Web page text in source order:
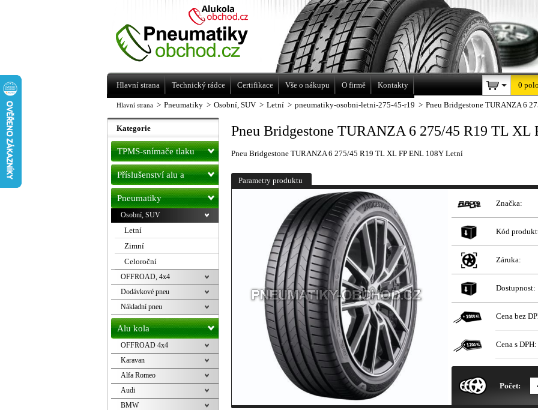
Hlavní strana > Pneumatiky > Osobní, SUV > Letní > pneumatiky-osobni-letni-275-45-r19 > Pneu Bridgestone TURANZA 6
Pneu Bridgestone TURANZA 6 275/45 R19 TL XL
Pneu Bridgestone TURANZA 6 275/45 R19 TL XL FP ENL 108Y Letní
Parametry produktu
Značka:
Kód
Záruka:
Dostupnost:
Cena bez
Cena s DPH:
Počet:
Kategorie
TPMS-snímače tlaku
Příslušenství alu a
pneu
Pneumatiky
Osobní, SUV
Letní
Zimní
Celoroční
OFFROAD, 4x4
Dodávkové pneu
Nákladní pneu
Alu kola
OFFROAD 4x4
Karavan
Alfa Romeo
Audi
BMW
Levné pneumatiky letní, zimní, Alu kola
a litá kola Racing Line
Hlavní strana Technický rádce Certifikace Vše o nákupu O firmě Kontakty 0